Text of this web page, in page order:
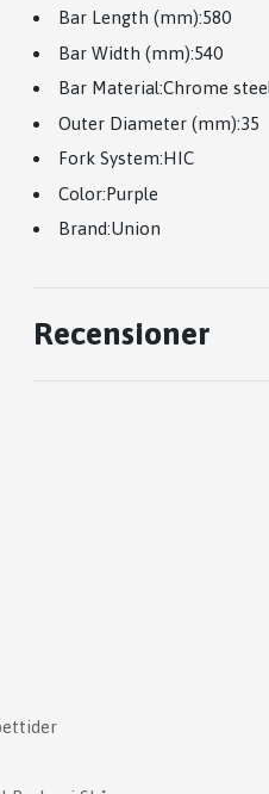
Bar Length (mm):580
Bar Width (mm):540
Bar Material:Chrome
Outer Diameter (mm):35
Fork System:HIC
Color:Purple
Brand:Union
Recensioner